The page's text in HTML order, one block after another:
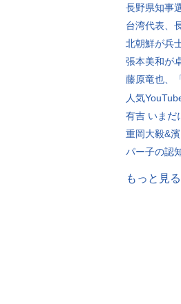
長野県知事
台湾代表、
北朝鮮が兵
張本美和が
藤原竜也、
人気
有吉 いまだ
重岡大毅&
パー子の認
もっと見る